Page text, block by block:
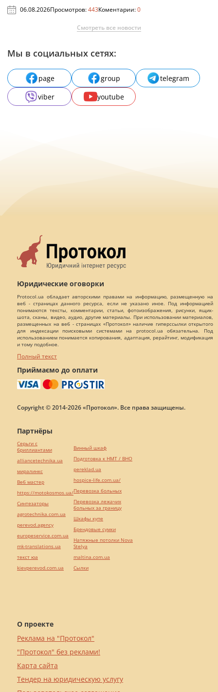
06.08.2026Просмотров:443Коментарии:0
Смотреть все новости
Мы в социальных сетях:
page group
telegram
viber
youtube
Юридические оговорки
Protocol.ua обладает авторскими правами на информацию, размещенную на
веб - страницах данного ресурса, если не указано иное. Под информацией
понимаются тексты, комментарии, статьи, фотоизображения, рисунки, ящик-
шота, сканы, видео, аудио, другие материалы. При использовании материалов,
размещенных на веб - страницах «Протокол» наличие гиперссылки открытого
для индексации поисковыми системами на protocol.ua обязательна. Под
использованием понимается копирования, адаптация, рерайтинг, модификация
и тому подобное.
Полный текст
Приймаємо до оплати
Copyright © 2014-2026 «Протокол». Все права защищены.
О проекте
Реклама на "Протокол"
"Протокол" без реклами!
Карта сайта
Тендер на юридическую услугу
Партнёры
Серьги с
бриллиантами
alliancetechnika.ua
миралинкс
Веб мастер
https://motokosmos.ua/
Синтезаторы
agrotechnika.com.ua
perevod.agency
europeservice.com.ua
mk-translations.ua
текст юа
kievperevod.com.ua
Винный шкаф
Подготовка к НМТ / ВНО
pereklad.ua
hospice-life.com.ua/
Перевозка больных
Перевозка лежачих
больных за границу
Шкафы купе
Брендовые сумки
Натяжные потолки Nova
Stelya
maltina.com.ua
Cылки